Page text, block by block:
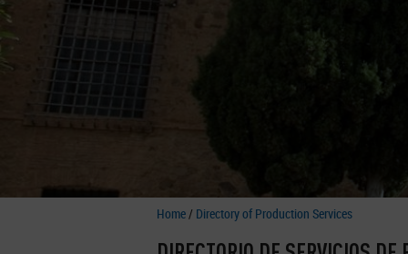
Home/ Directory of Production Services